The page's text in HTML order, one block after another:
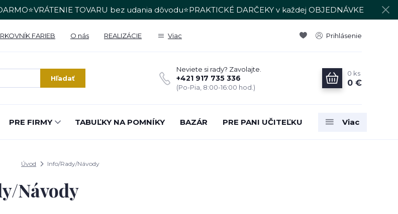
TOVARU bez udania dôvodu⭐PRAKTICKÉ DARČEKY v každej OBJEDNÁVKE
FARIEB O nás REALIZÁCIE Viac Prihlásenie
Hľadať
Neviete si rady? Zavolajte.
+421 917 735 336
(Po-Pia, 8:00-16:00 hod.)
0 ks
0 €
PRE FIRMY TABUĽKY NA POMNÍKY BAZÁR PRE PANI UČITEĽKU Viac
Úvod Info/Rady/Návody
Návody